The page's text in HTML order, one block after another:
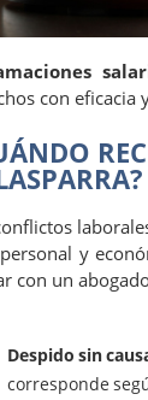
con eficacia
y
con un
Despido sin
corresponde